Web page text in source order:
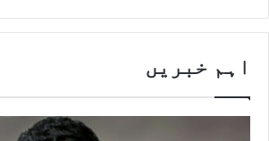
اہم خبریں